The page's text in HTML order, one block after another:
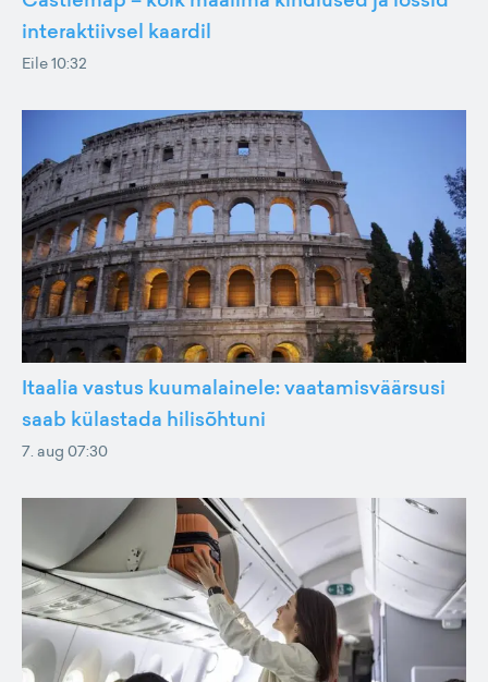
interaktiivsel kaardil
Eile 10:32
Itaalia vastus kuumalainele: vaatamisväärsusi
saab külastada hilisõhtuni
7. aug 07:30